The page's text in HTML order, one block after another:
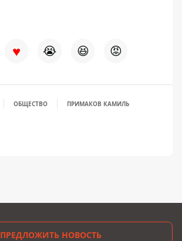
♥ 😭 😆 😡
ОБЩЕСТВО ПРИМАКОВ КАМИЛЬ
ПРЕДЛОЖИТЬ НОВОСТЬ